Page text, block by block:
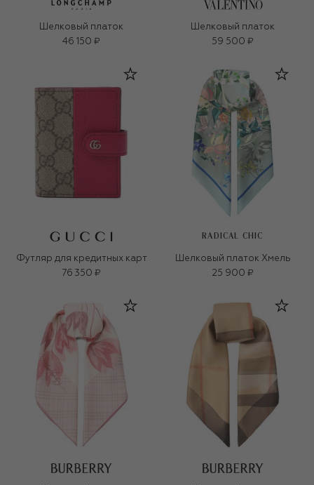
Шелковый платок
46 150 ₽
Шелковый платок
59 500 ₽
Футляр для кредитных карт
76 350 ₽
RADICAL CHIC
Шелковый платок Хмель
25 900 ₽